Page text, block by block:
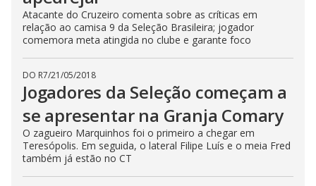
Atacante do Cruzeiro comenta sobre as críticas em
relação ao camisa 9 da Seleção Brasileira; jogador
comemora meta atingida no clube e garante foco
DO R7/21/05/2018
Jogadores da Seleção começam a
se apresentar na Granja Comary
O zagueiro Marquinhos foi o primeiro a chegar em
Teresópolis. Em seguida, o lateral Filipe Luís e o meia Fred
também já estão no CT